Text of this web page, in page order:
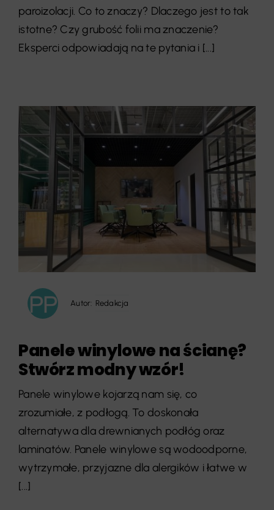
paroizolacji. Co to znaczy? Dlaczego jest to tak
istotne? Czy grubość folii ma znaczenie?
Eksperci odpowiadają na te pytania i [...]
Autor: Redakcja
Panele winylowe na ścianę?
Stwórz modny wzór!
Panele winylowe kojarzą nam się, co
zrozumiałe, z podłogą. To doskonała
alternatywa dla drewnianych podłóg oraz
laminatów. Panele winylowe są wodoodporne,
wytrzymałe, przyjazne dla alergików i łatwe w
[...]